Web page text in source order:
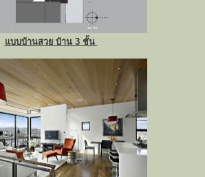
แบบบ้านสวย บ้าน 3 ชั้น